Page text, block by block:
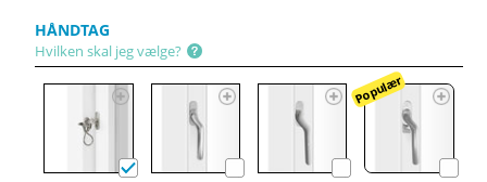
HÅNDTAG
Hvilken skal jeg vælge?
Populær